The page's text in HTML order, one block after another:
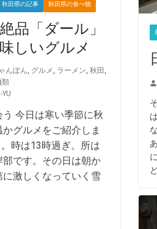
秋田県の記事 秋田県の食べ物
品「ダール」
しいグルメ
んぽん, グルメ, ラーメン, 秋田,
類
今日は寒い季節に秋
グルメをご紹介しま
時は13時過ぎ。所は
です。その日は朝か
激しくなっていく雪